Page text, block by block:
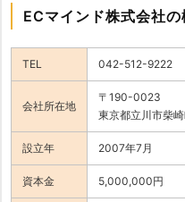
ECマインド株式会社
TEL 042-512-9222
会社所在地
〒190-0023
東京都立川市柴
設立年 2007年7月
資本金 5,000,000円